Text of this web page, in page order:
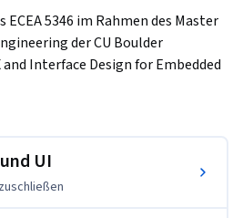
ECEA 5346 im Rahmen des Master
der CU Boulder
Interface Design for Embedded
einer Online-Version
Design unterrichtet wird.
sich auf die
UX) und die damit
UI